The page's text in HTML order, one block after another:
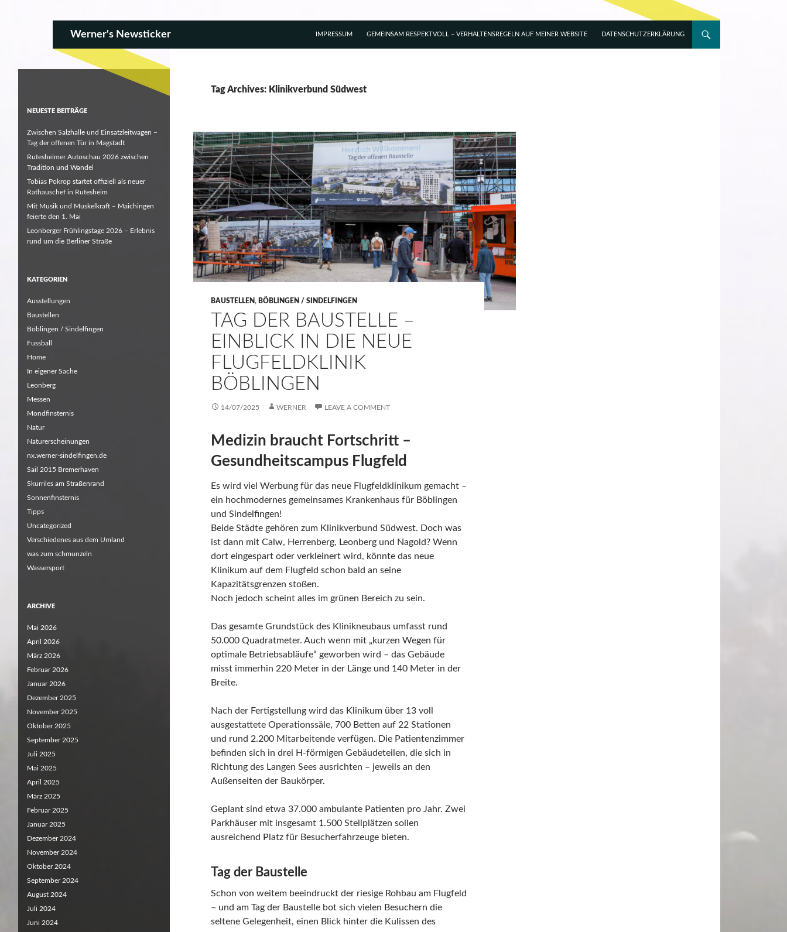
Werner's Newsticker
DATENSCHUTZERKLÄRUNG
GEMEINSAM RESPEKTVOLL – VERHALTENSREGELN AUF MEINER WEBSITE
IMPRESSUM
Tag Archives: Klinikverbund Südwest
BAUSTELLEN, BÖBLINGEN / SINDELFINGEN
TAG DER BAUSTELLE –
EINBLICK IN DIE NEUE
FLUGFELDKLINIK
BÖBLINGEN
14/07/2025 WERNER LEAVE A COMMENT
Medizin braucht Fortschritt –
Gesundheitscampus Flugfeld
Es wird viel Werbung für das neue Flugfeldklinikum gemacht –
ein hochmodernes gemeinsames Krankenhaus für Böblingen
und Sindelfingen!
Beide Städte gehören zum Klinikverbund Südwest. Doch was
ist dann mit Calw, Herrenberg, Leonberg und Nagold? Wenn
dort eingespart oder verkleinert wird, könnte das neue
Klinikum auf dem Flugfeld schon bald an seine
Kapazitätsgrenzen stoßen.
Noch jedoch scheint alles im grünen Bereich zu sein.
Das gesamte Grundstück des Klinikneubaus umfasst rund
50.000 Quadratmeter. Auch wenn mit „kurzen Wegen für
optimale Betriebsabläufe“ geworben wird – das Gebäude
misst immerhin 220 Meter in der Länge und 140 Meter in der
Breite.
Nach der Fertigstellung wird das Klinikum über 13 voll
ausgestattete Operationssäle, 700 Betten auf 22 Stationen
und rund 2.200 Mitarbeitende verfügen. Die Patientenzimmer
befinden sich in drei H-förmigen Gebäudeteilen, die sich in
Richtung des Langen Sees ausrichten – jeweils an den
Außenseiten der Baukörper.
Geplant sind etwa 37.000 ambulante Patienten pro Jahr. Zwei
Parkhäuser mit insgesamt 1.500 Stellplätzen sollen
ausreichend Platz für Besucherfahrzeuge bieten.
Tag der Baustelle
Schon von weitem beeindruckt der riesige Rohbau am Flugfeld
– und am Tag der Baustelle bot sich vielen Besuchern die
seltene Gelegenheit, einen Blick hinter die Kulissen des
NEUESTE BEITRÄGE
Zwischen Salzhalle und Einsatzleitwagen –
Tag der offenen Tür in Magstadt
Rutesheimer Autoschau 2026 zwischen
Tradition und Wandel
Tobias Pokrop startet offiziell als neuer
Rathauschef in Rutesheim
Mit Musik und Muskelkraft – Maichingen
feierte den 1. Mai
Leonberger Frühlingstage 2026 – Erlebnis
rund um die Berliner Straße
KATEGORIEN
Ausstellungen
Baustellen
Böblingen / Sindelfingen
Fussball
Home
In eigener Sache
Leonberg
Messen
Mondfinsternis
Natur
Naturerscheinungen
nx.werner-sindelfingen.de
Sail 2015 Bremerhaven
Skurriles am Straßenrand
Sonnenfinsternis
Tipps
Uncategorized
Verschiedenes aus dem Umland
was zum schmunzeln
Wassersport
ARCHIVE
Mai 2026
April 2026
März 2026
Februar 2026
Januar 2026
Dezember 2025
November 2025
Oktober 2025
September 2025
Juli 2025
Mai 2025
April 2025
März 2025
Februar 2025
Januar 2025
Dezember 2024
November 2024
Oktober 2024
September 2024
August 2024
Juli 2024
Juni 2024